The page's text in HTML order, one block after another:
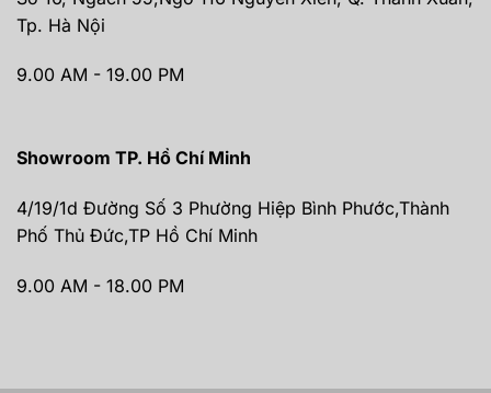
Tp. Hà Nội
9.00 AM - 19.00 PM
Showroom TP. Hồ Chí Minh
4/19/1d Đường Số 3 Phường Hiệp Bình Phước,Thành
Phố Thủ Đức,TP Hồ Chí Minh
9.00 AM - 18.00 PM